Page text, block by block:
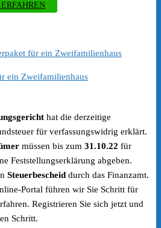
ein Zweifamilienhaus
hat die derzeitige
für verfassungswidrig erklärt.
müssen bis zum 31.10.22 für
Feststellungserklärung abgeben.
Steuerbescheid durch das Finanzamt.
Portal führen wir Sie Schritt für
Registrieren Sie sich jetzt und
Schritt.